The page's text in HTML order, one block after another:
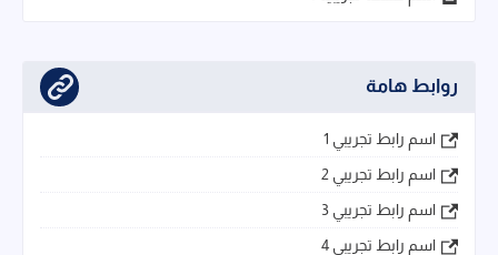
روابط هامة
اسم رابط تجريبي 1
اسم رابط تجريبي 2
اسم رابط تجريبي 3
اسم رابط تجريبي 4